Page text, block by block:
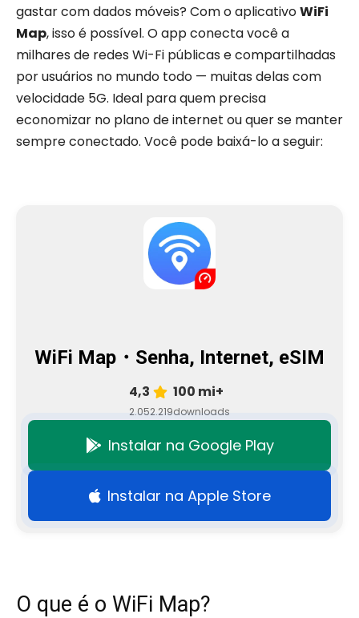
gastar com dados móveis? Com o aplicativoWiFi
Map, isso é possível. O app conecta você a
milhares de redes Wi-Fi públicas e compartilhadas
por usuários no mundo todo — muitas delas com
velocidade 5G. Ideal para quem precisa
economizar no plano de internet ou quer se manter
sempre conectado. Você pode baixá-lo a seguir:
WiFi Map・Senha, Internet, eSIM
4,3
2.052.219
100 mi+
downloads
Instalar na Google Play
Instalar na Apple Store
O que é o WiFi Map?